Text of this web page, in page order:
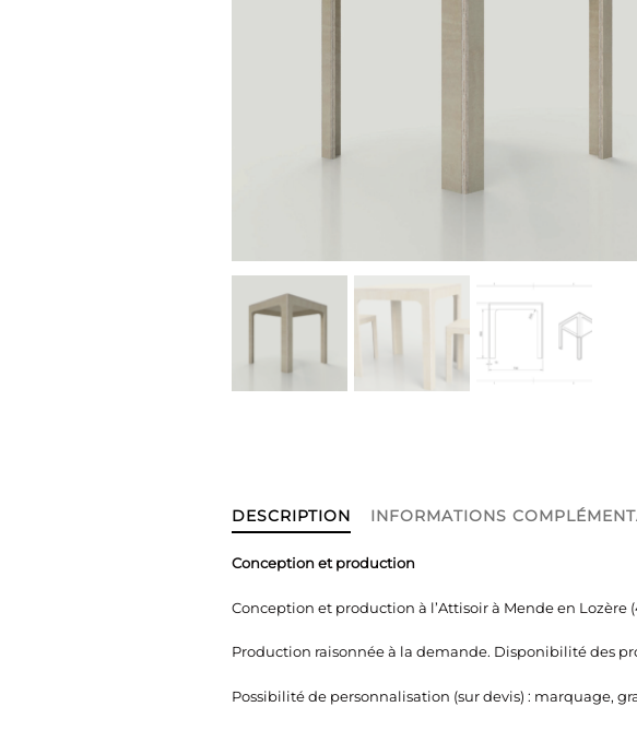
DESCRIPTION INFORMATIONS
Conception et production
Conception et production à l’Attisoir à Mende en Lozère
Production raisonnée à la demande. Disponibilité des
Possibilité de personnalisation (sur devis) : marquage,